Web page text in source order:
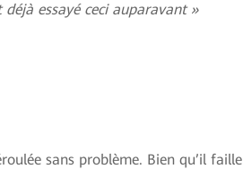
essayé ceci auparavant »
sans problème. Bien qu’il faille